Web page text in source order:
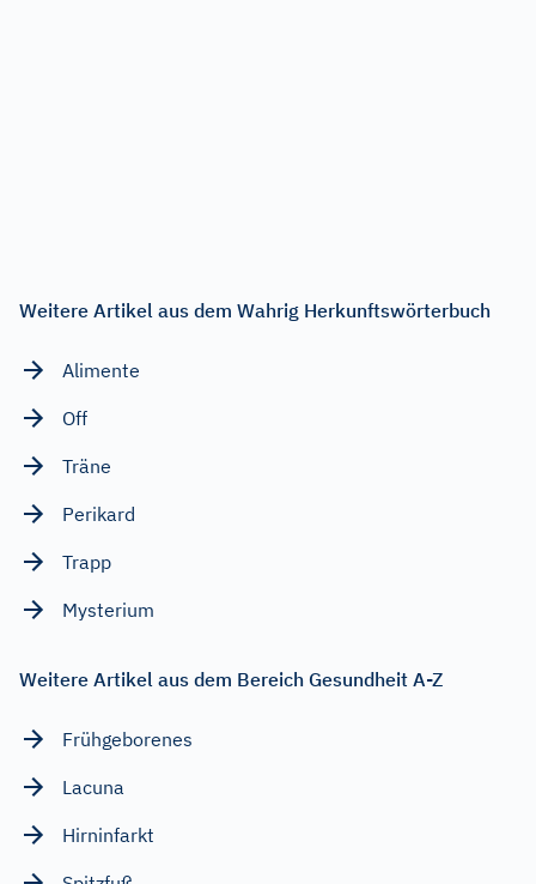
Weitere Artikel aus dem Wahrig Herkunftswörterbuch
Alimente
Off
Träne
Perikard
Trapp
Mysterium
Weitere Artikel aus dem Bereich Gesundheit A-Z
Frühgeborenes
Lacuna
Hirninfarkt